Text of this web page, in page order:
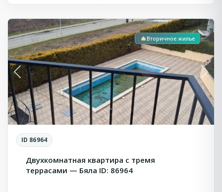
Previous Next
Вторичное жилье
ID 86964
Двухкомнатная квартира с тремя
террасами — Бяла ID: 86964